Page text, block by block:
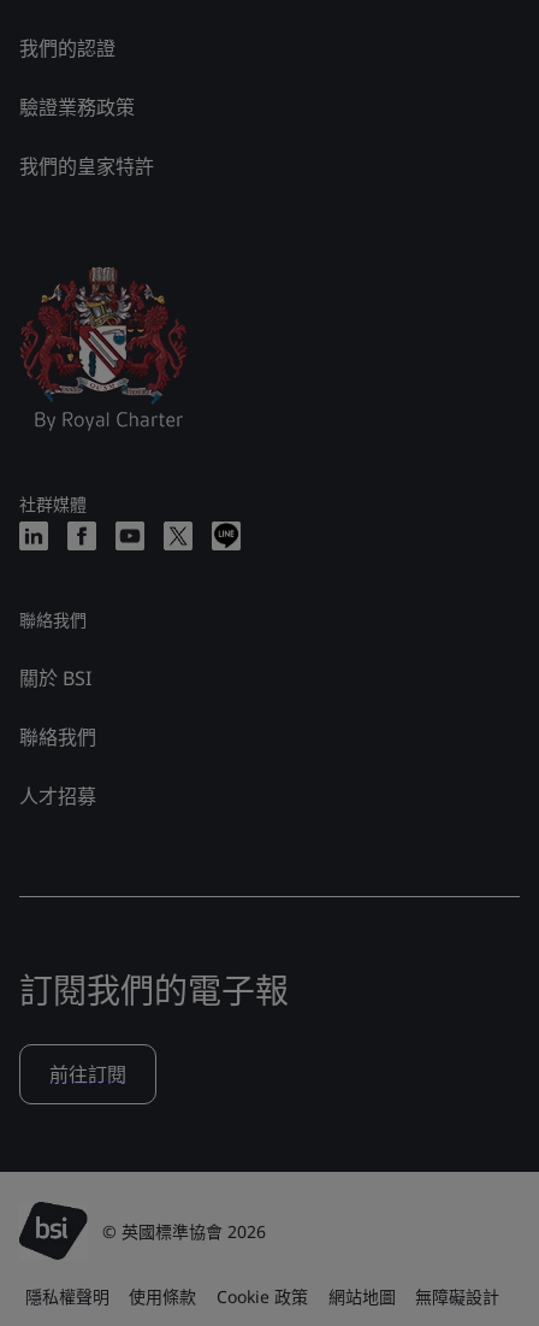
我們的認證
驗證業務政策
我們的皇家特許
社群媒體
聯絡我們
關於 BSI
聯絡我們
人才招募
訂閱我們的電子報
前往訂閱
© 英國標準協會 2026
隱私權聲明 使用條款 Cookie 政策 網站地圖 無障礙設計